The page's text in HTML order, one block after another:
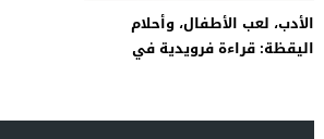
الأدب، لعب الأطفال، وأحلام
اليقظة: قراءة فرويدية في